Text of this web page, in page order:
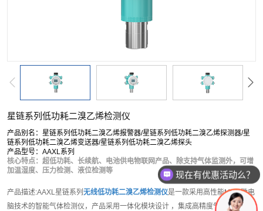
星链系列低功耗二溴乙烯检测仪
产品别名：星链系列低功耗二溴乙烯报警器/星链系列低功耗二溴乙烯探测器/星
链系列低功耗二溴乙烯变送器/星链系列低功耗二溴乙烯探头
产品型号：AAXL系列
核心特点：超低功耗、长续航、电池供电物联网产品、除支持气体监测外，可增
加温湿度、压力检测、液位检测等
产品描述:AAXL星链系列 无线低功耗二溴乙烯检测仪是一款采用高性能MCU微电
脑技术的智能气体检测仪，产品采用一体化模块设计 ，集成高精度气体传感器模
可以介绍下你们的产品么？
现在有优惠活动么？